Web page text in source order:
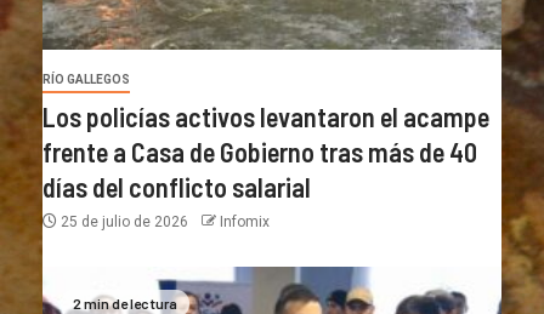
RÍO GALLEGOS
Los policías activos levantaron el acampe
frente a Casa de Gobierno tras más de 40
días del conflicto salarial
25 de julio de 2026 Infomix
2 min de lectura